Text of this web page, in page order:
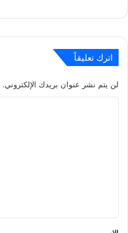
اترك تعليقاً
لن يتم نشر عنوان بريدك الإلكتروني.
*